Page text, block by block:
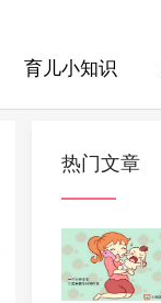
育儿小知识
热门文章